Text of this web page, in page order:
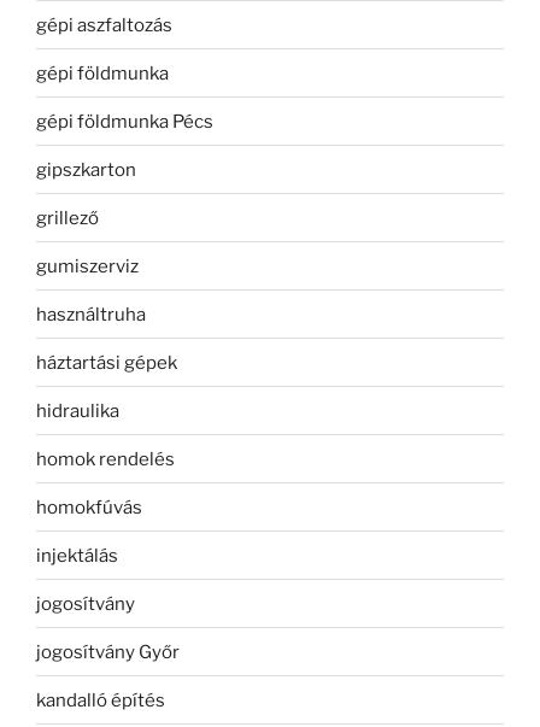
gépi aszfaltozás
gépi földmunka
gépi földmunka Pécs
gipszkarton
grillező
gumiszerviz
használtruha
háztartási gépek
hidraulika
homok rendelés
homokfúvás
injektálás
jogosítvány
jogosítvány Győr
kandalló építés